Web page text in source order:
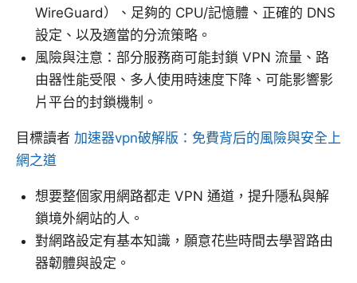
WireGuard）、足夠的 CPU/記憶體、正確的 DNS
設定、以及適當的分流策略。
風險與注意：部分服務商可能封鎖 VPN 流量、路
由器性能受限、多人使用時速度下降、可能影響影
片平台的封鎖機制。
目標讀者 加速器vpn破解版：免費背后的風險與安全上
網之道
想要整個家用網路都走 VPN 通道，提升隱私與解
鎖境外網站的人。
對網路設定有基本知識，願意花些時間去學習路由
器韌體與設定。